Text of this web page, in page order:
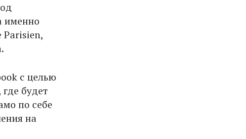
именно
Parisien,
с целью
будет
по себе
на